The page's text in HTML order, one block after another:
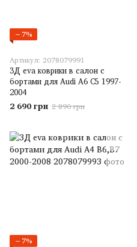
−7%
Артикул: 2078079991
3Д eva коврики в салон с
бортами для Audi A6 С5 1997-
2004
2 690 грн 2 890 грн
−7%